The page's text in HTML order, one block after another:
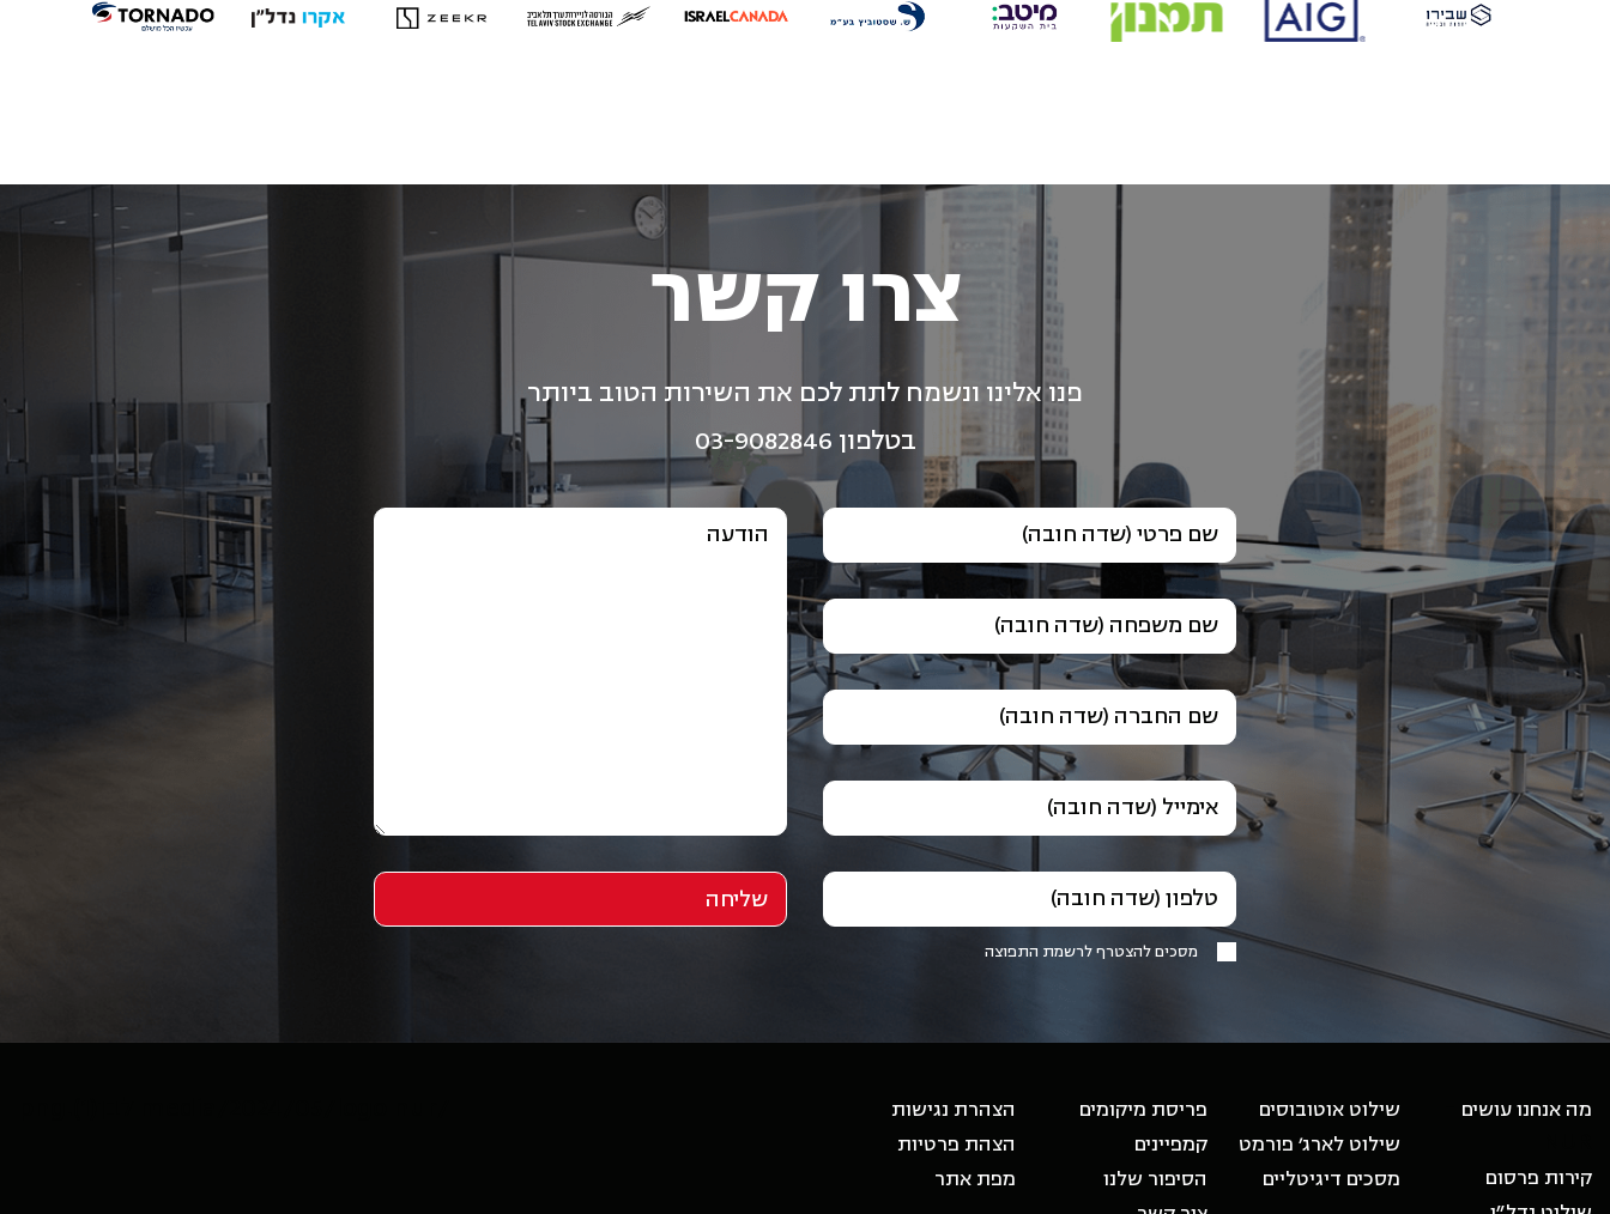
צרו קשר
פנו אלינו ונשמח לתת לכם את השירות הטוב ביותר
בטלפון 03-9082846
שם פרטי (שדה חובה)
שם משפחה (שדה חובה)
שם החברה (שדה חובה)
אימייל (שדה חובה)
טלפון (שדה חובה)
הודעה
מסכים להצטרף לרשמת התפוצה
מה אנחנו עושים
קירות פרסום
שילוט אוטובוסים
שילוט לארג׳ פורמט
מסכים דיגיטליים
פריסת מיקומים
קמפיינים
הסיפור שלנו
הצהרת נגישות
הצהת פרטיות
מפת אתר